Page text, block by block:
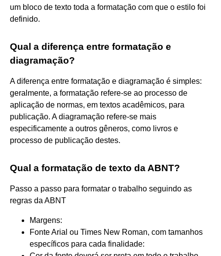
um bloco de texto toda a formatação com que o estilo foi
definido.
Qual a diferença entre formatação e
diagramação?
A diferença entre formatação e diagramação é simples:
geralmente, a formatação refere-se ao processo de
aplicação de normas, em textos acadêmicos, para
publicação. A diagramação refere-se mais
especificamente a outros gêneros, como livros e
processo de publicação destes.
Qual a formatação de texto da ABNT?
Passo a passo para formatar o trabalho seguindo as
regras da ABNT
Margens:
Fonte Arial ou Times New Roman, com tamanhos
específicos para cada finalidade: